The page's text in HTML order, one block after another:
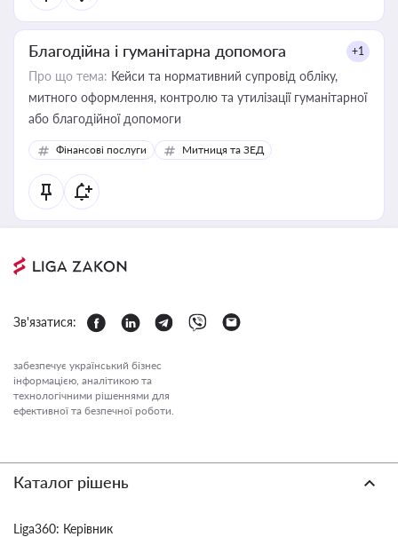
Благодійна і гуманітарна допомога +1
Про що тема: Кейси та нормативний супровід обліку,
митного оформлення, контролю та утилізації гуманітарної
або благодійної допомоги
Фінансові послуги Митниця та ЗЕД
Зв'язатися:
забезпечує український бізнес
інформацією, аналітикою та
технологічними рішеннями для
ефективної та безпечної роботи.
Каталог рішень
Liga360: Керівник